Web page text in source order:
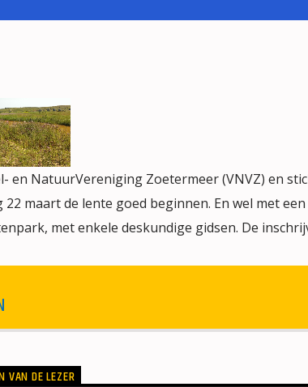
en NatuurVereniging Zoetermeer (VNVZ) en
22 maart de lente goed beginnen. En wel met
met enkele deskundige gidsen. De
VAN DE LEZER